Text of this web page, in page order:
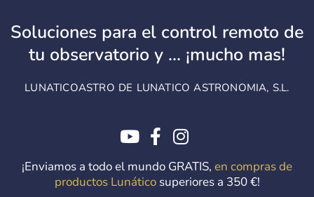
contenido
Soluciones para el control remoto de
tu observatorio y ... ¡mucho mas!
LUNATICOASTRO DE LUNATICO ASTRONOMIA, S.L.
¡Enviamos a todo el mundo GRATIS, en compras de
productos Lunáticosuperiores a 350 €!